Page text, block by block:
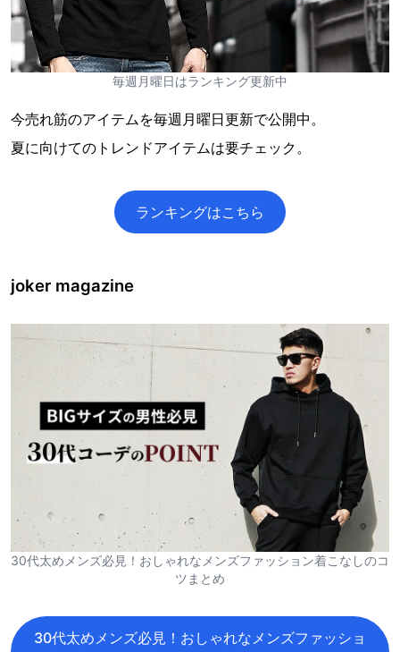
毎週月曜日はランキング更新中
今売れ筋のアイテムを毎週月曜日更新で公開中。
夏に向けてのトレンドアイテムは要チェック。
ランキングはこちら
joker magazine
30代太めメンズ必見！おしゃれなメンズファッション着こなしのコ
ツまとめ
30代太めメンズ必見！おしゃれなメンズファッショ